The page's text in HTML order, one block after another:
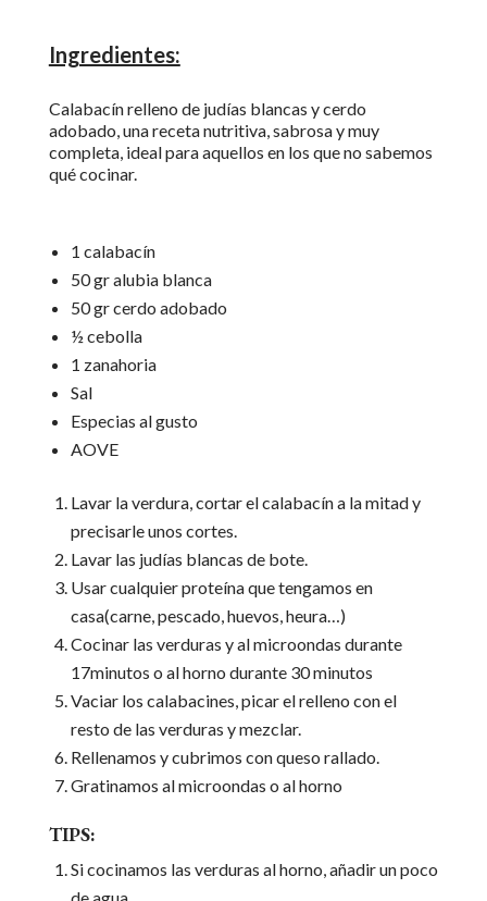
Ingredientes:
Calabacín relleno de judías blancas y cerdo
adobado, una receta nutritiva, sabrosa y muy
completa, ideal para aquellos en los que no sabemos
qué cocinar.
1 calabacín
50 gr alubia blanca
50 gr cerdo adobado
½ cebolla
1 zanahoria
Sal
Especias al gusto
AOVE
Lavar la verdura, cortar el calabacín a la mitad y
precisarle unos cortes.
Lavar las judías blancas de bote.
Usar cualquier proteína que tengamos en
casa(carne, pescado, huevos, heura…)
Cocinar las verduras y al microondas durante
17minutos o al horno durante 30 minutos
Vaciar los calabacines, picar el relleno con el
resto de las verduras y mezclar.
Rellenamos y cubrimos con queso rallado.
Gratinamos al microondas o al horno
TIPS:
Si cocinamos las verduras al horno, añadir un poco